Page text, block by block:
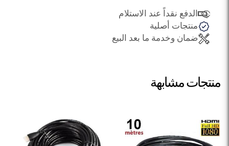
الدفع نقداً عند الاستلام
منتجات أصلية
ضمان وخدمة ما بعد البيع
منتجات مشابهة